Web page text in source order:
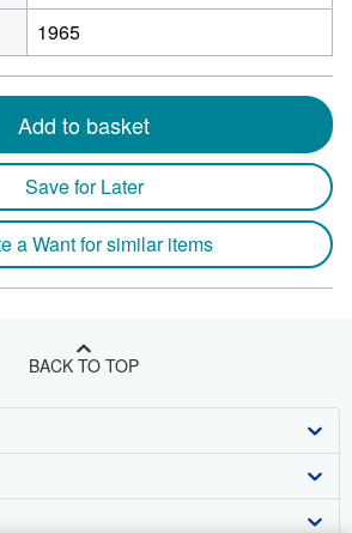
1965
Add to basket
Save for Later
a Want for similar items
BACK TO TOP